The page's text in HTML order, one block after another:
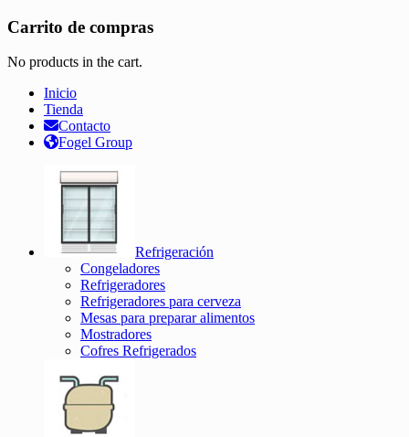
Carrito de compras
No products in the cart.
Inicio
Tienda
Contacto
Fogel Group
Refrigeración
Congeladores
Refrigeradores
Refrigeradores para cerveza
Mesas para preparar alimentos
Mostradores
Cofres Refrigerados